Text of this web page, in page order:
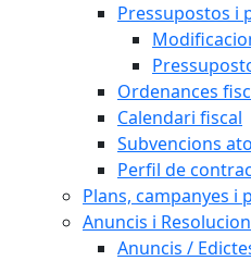
Pressupostos i
Ordenances
Calendari fiscal
Subvencions
Perfil de
Plans, campanyes i
Anuncis i
Anuncis /